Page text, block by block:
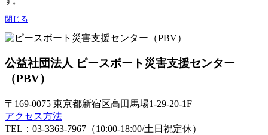
閉じる
公益社団法人 ピースボート災害支援センター
（PBV）
〒169-0075 東京都新宿区高田馬場1-29-20-1F
アクセス方法
TEL：03-3363-7967（10:00-18:00/土日祝定休）